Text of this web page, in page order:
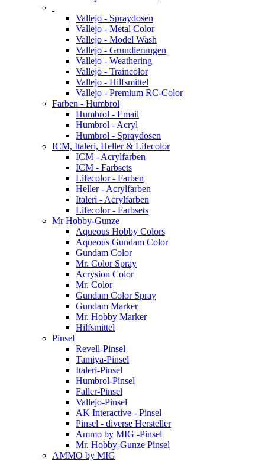
Vallejo - Spraydosen
Vallejo - Metal Color
Vallejo - Model Wash
Vallejo - Grundierungen
Vallejo - Weathering
Vallejo - Traincolor
Vallejo - Hilfsmittel
Vallejo - Premium RC-Color
Farben - Humbrol
Humbrol - Email
Humbrol - Acryl
Humbrol - Spraydosen
ICM, Italeri, Heller & Lifecolor
ICM - Acrylfarben
ICM - Farbsets
Lifecolor - Farben
Heller - Acrylfarben
Italeri - Acrylfarben
Lifecolor - Farbsets
Mr Hobby-Gunze
Aqueous Hobby Colors
Aqueous Gundam Color
Gundam Color
Mr. Color Spray
Acrysion Color
Mr. Color
Gundam Color Spray
Gundam Marker
Mr. Hobby Marker
Hilfsmittel
Pinsel
Revell-Pinsel
Tamiya-Pinsel
Italeri-Pinsel
Humbrol-Pinsel
Faller-Pinsel
Vallejo-Pinsel
AK Interactive - Pinsel
Pinsel - diverse Hersteller
Ammo by MIG -Pinsel
Mr. Hobby-Gunze Pinsel
AMMO by MIG